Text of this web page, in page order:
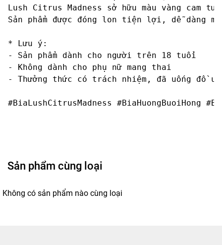
Lush Citrus Madness sở hữu màu vàng cam
Sản phẩm được đóng lon tiện lợi, dễ dàng
* Lưu ý:
- Sản phẩm dành cho người trên 18 tuổi
- Không dành cho phụ nữ mang thai
- Thưởng thức có trách nhiệm, đã uống đồ
#BiaLushCitrusMadness #BiaHuongBuoiHong
Sản phẩm cùng loại
Không có sản phẩm nào cùng loại